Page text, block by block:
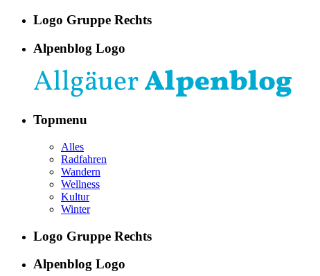
Logo Gruppe Rechts
Alpenblog Logo
Topmenu
Alles
Radfahren
Wandern
Wellness
Kultur
Winter
Logo Gruppe Rechts
Alpenblog Logo